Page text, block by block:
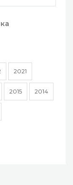
2021
2015 2014